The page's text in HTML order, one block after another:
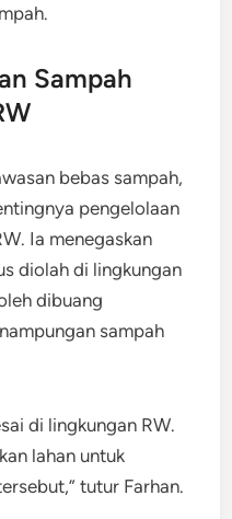
Sampah
bebas sampah,
pengelolaan
Ia menegaskan
diolah di lingkungan
dibuang
sampah
di lingkungan RW.
lahan untuk
tutur Farhan.